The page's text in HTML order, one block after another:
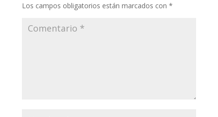
Los campos obligatorios están marcados con *